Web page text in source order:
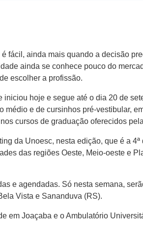
fácil, ainda mais quando a decisão
ainda se conhece pouco do
escolher a profissão.
hoje e segue até o dia 20 de
e de cursinhos pré-vestibular,
cursos de graduação oferecidos
da Unoesc, nesta edição, que é a
das regiões Oeste, Meio-oeste e
e agendadas. Só nesta semana,
Vista e Sananduva (RS).
em Joaçaba e o Ambulatório